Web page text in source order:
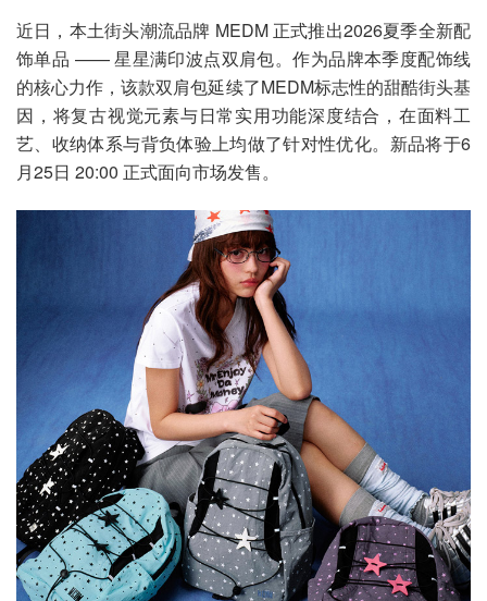
近日，本土街头潮流品牌 MEDM 正式推出2026夏季全新配
饰单品 —— 星星满印波点双肩包。作为品牌本季度配饰线
的核心力作，该款双肩包延续了MEDM标志性的甜酷街头基
因，将复古视觉元素与日常实用功能深度结合，在面料工
艺、收纳体系与背负体验上均做了针对性优化。新品将于6
月25日 20:00 正式面向市场发售。